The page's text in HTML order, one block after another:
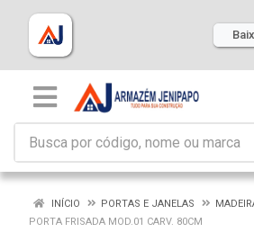
INÍCIO PORTAS E JANELAS
PORTA FRISADA MOD.01 CARV. 80CM